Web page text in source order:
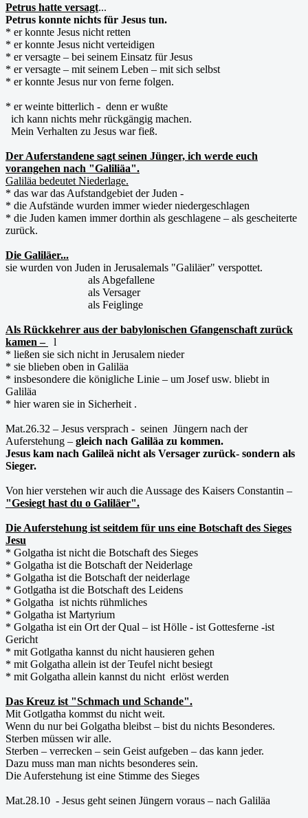
Petrus hatte versagt...
Petrus konnte nichts für Jesus tun.
* er konnte Jesus nicht retten
* er konnte Jesus nicht verteidigen
* er versagte – bei seinem Einsatz für Jesus
* er versagte – mit seinem Leben – mit sich selbst
* er konnte Jesus nur von ferne folgen.
* er weinte bitterlich - denn er wußte
ich kann nichts mehr rückgängig machen.
Mein Verhalten zu Jesus war fieß.
Der Auferstandene sagt seinen Jünger, ich werde euch
vorangehen nach "Galiliäa".
Galiläa bedeutet Niederlage.
* das war das Aufstandgebiet der Juden -
* die Aufstände wurden immer wieder niedergeschlagen
* die Juden kamen immer dorthin als geschlagene – als gescheiterte
zurück.
Die Galiläer...
sie wurden von Juden in Jerusalemals "Galiläer" verspottet.
als Abgefallene
als Versager
als Feiglinge
Als Rückkehrer aus der babylonischen Gfangenschaft zurück
kamen –
l
* ließen sie sich nicht in Jerusalem nieder
* sie blieben oben in Galiläa
* insbesondere die königliche Linie – um Josef usw. bliebt in
Galiläa
* hier waren sie in Sicherheit .
Mat.26.32 – Jesus versprach - seinen Jüngern nach der
Auferstehung – gleich nach Galiläa zu kommen.
Jesus kam nach Galileä nicht als Versager zurück- sondern als
Sieger.
Von hier verstehen wir auch die Aussage des Kaisers Constantin –
"Gesiegt hast du o Galiläer".
Die Auferstehung ist seitdem für uns eine Botschaft des Sieges
Jesu
* Golgatha ist nicht die Botschaft des Sieges
* Golgatha ist die Botschaft der Neiderlage
* Golgatha ist die Botschaft der neiderlage
* Gotlgatha ist die Botschaft des Leidens
* Golgatha ist nichts rühmliches
* Golgatha ist Martyrium
* Golgatha ist ein Ort der Qual – ist Hölle - ist Gottesferne -ist
Gericht
* mit Gotlgatha kannst du nicht hausieren gehen
* mit Golgatha allein ist der Teufel nicht besiegt
* mit Golgatha allein kannst du nicht erlöst werden
Das Kreuz ist "Schmach und Schande".
Mit Gotlgatha kommst du nicht weit.
Wenn du nur bei Golgatha bleibst – bist du nichts Besonderes.
Sterben müssen wir alle.
Sterben – verrecken – sein Geist aufgeben – das kann jeder.
Dazu muss man man nichts besonderes sein.
Die Auferstehung ist eine Stimme des Sieges
Mat.28.10 - Jesus geht seinen Jüngern voraus – nach Galiläa